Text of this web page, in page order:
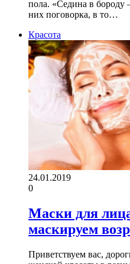
пола. «Седина в бороду
них поговорка, в то…
Красота
24.01.2019
0
Маски для
маскируем
Приветствуем вас,